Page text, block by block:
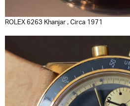
ROLEX 6263 Khanjar , Circa 1971